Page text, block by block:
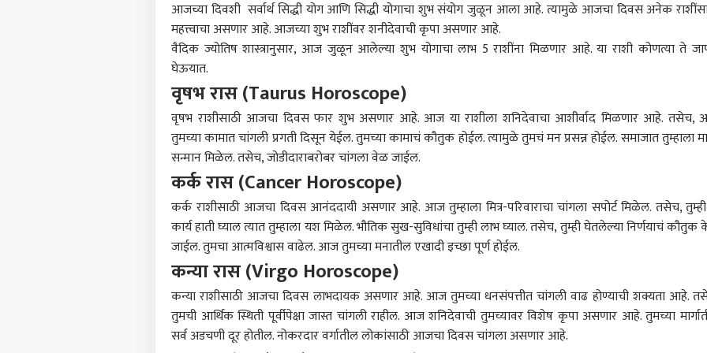
आजच्या दिवशी सर्वार्थ सिद्धी योग आणि सिद्धी योगाचा शुभ संयोग जुळून आला आहे. त्यामुळे आजचा दिवस अनेक
महत्त्वाचा असणार आहे. आजच्या शुभ राशींवर शनीदेवाची कृपा असणार आहे.
वैदिक ज्योतिष शास्त्रानुसार, आज जुळून आलेल्या शुभ योगाचा लाभ 5 राशींना मिळणार आहे. या राशी कोणत्या ते
घेऊयात.
वृषभ रास (Taurus Horoscope)
वृषभ राशीसाठी आजचा दिवस फार शुभ असणार आहे. आज या राशीला शनिदेवाचा आशीर्वाद मिळणार आहे. तसेच,
तुमच्या कामात चांगली प्रगती दिसून येईल. तुमच्या कामाचं कौतुक होईल. त्यामुळे तुमचं मन प्रसन्न होईल. समाजात तुम्हाला
सन्मान मिळेल. तसेच, जोडीदाराबरोबर चांगला वेळ जाईल.
कर्क रास (Cancer Horoscope)
कर्क राशीसाठी आजचा दिवस आनंददायी असणार आहे. आज तुम्हाला मित्र-परिवाराचा चांगला सपोर्ट मिळेल. तसेच,
कार्य हाती घ्याल त्यात तुम्हाला यश मिळेल. भौतिक सुख-सुविधांचा तुम्ही लाभ घ्याल. तसेच, तुम्ही घेतलेल्या निर्णयाचं
जाईल. तुमचा आत्मविश्वास वाढेल. आज तुमच्या मनातील एखादी इच्छा पूर्ण होईल.
कन्या रास (Virgo Horoscope)
कन्या राशीसाठी आजचा दिवस लाभदायक असणार आहे. आज तुमच्या धनसंपत्तीत चांगली वाढ होण्याची शक्यता आहे.
तुमची आर्थिक स्थिती पूर्वीपेक्षा जास्त चांगली राहील. आज शनिदेवाची तुमच्यावर विशेष कृपा असणार आहे. तुमच्या
सर्व अडचणी दूर होतील. नोकरदार वर्गातील लोकांसाठी आजचा दिवस चांगला असणार आहे.
हॅलो गेस्ट
आमच्यासोबत जाहिरात करा
प्रायव्हसी पॉलिसी
पर्सनल कॉर्नर
टॉप आर्टिकल टॉप रील्स
क्रीडा क्रिकेट मुंबई